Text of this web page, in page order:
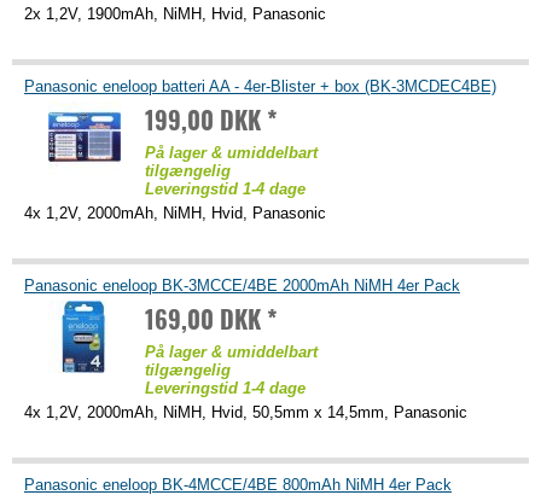
2x 1,2V, 1900mAh, NiMH, Hvid, Panasonic
Panasonic eneloop batteri AA - 4er-Blister + box (BK-3MCDEC4BE)
199,00 DKK *
På lager & umiddelbart
tilgængelig
Leveringstid 1-4 dage
4x 1,2V, 2000mAh, NiMH, Hvid, Panasonic
Panasonic eneloop BK-3MCCE/4BE 2000mAh NiMH 4er Pack
169,00 DKK *
På lager & umiddelbart
tilgængelig
Leveringstid 1-4 dage
4x 1,2V, 2000mAh, NiMH, Hvid, 50,5mm x 14,5mm, Panasonic
Panasonic eneloop BK-4MCCE/4BE 800mAh NiMH 4er Pack